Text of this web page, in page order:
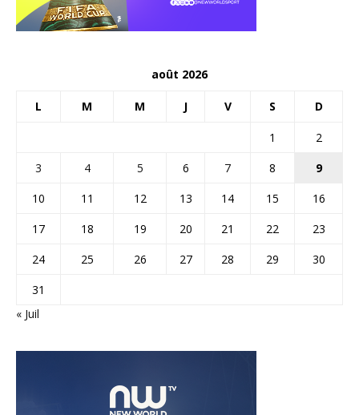
août 2026
L M M J V S D
1
2
3
4 5 6 7 8
9
10
11 12 13 14 15
16
17
18 19 20 21 22
23
24
25 26 27 28 29
30
31
« Juil